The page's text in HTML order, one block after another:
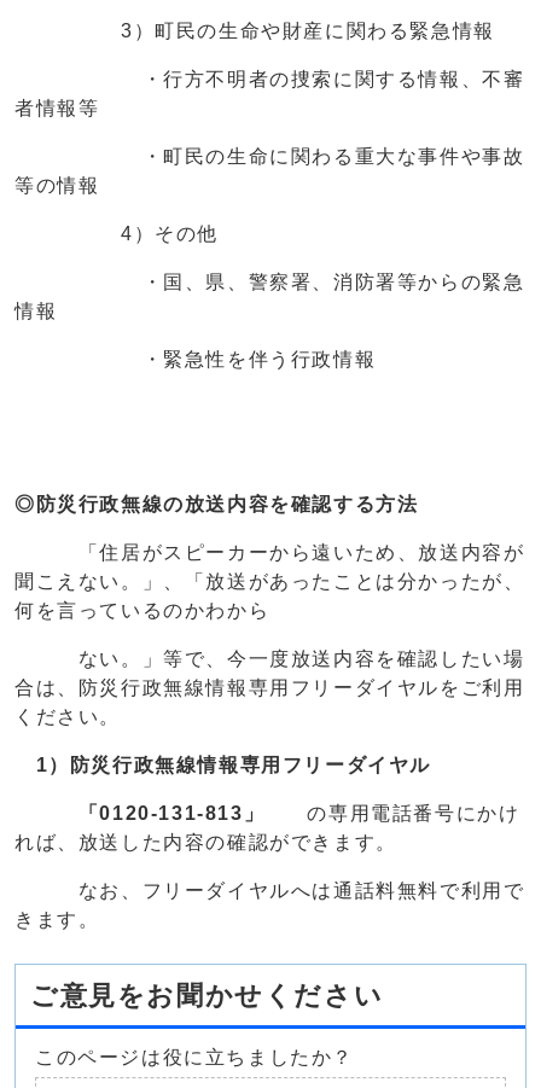
3）町民の生命や財産に関わる緊急情報
・行方不明者の捜索に関する情報、不審
者情報等
・町民の生命に関わる重大な事件や事故
等の情報
4）その他
・国、県、警察署、消防署等からの緊急
情報
・緊急性を伴う行政情報
◎防災行政無線の放送内容を確認する方法
「住居がスピーカーから遠いため、放送内容が
聞こえない。」、「放送があったことは分かったが、
何を言っているのかわから
ない。」等で、今一度放送内容を確認したい場
合は、防災行政無線情報専用フリーダイヤルをご利用
ください。
1）防災行政無線情報専用フリーダイヤル
「0120-131-813」
の専用電話番号にかけ
れば、放送した内容の確認ができます。
なお、フリーダイヤルへは通話料無料で利用で
きます。
ご意見をお聞かせください
このページは役に立ちましたか？